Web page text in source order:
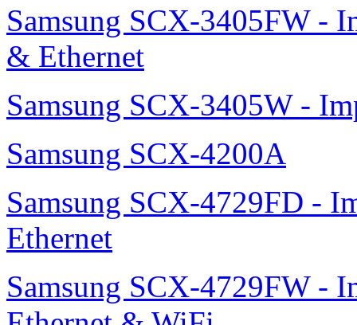
Samsung SCX-3405FW -
& Ethernet
Samsung SCX-3405W -
Samsung SCX-4200A
Samsung SCX-4729FD -
Ethernet
Samsung SCX-4729FW -